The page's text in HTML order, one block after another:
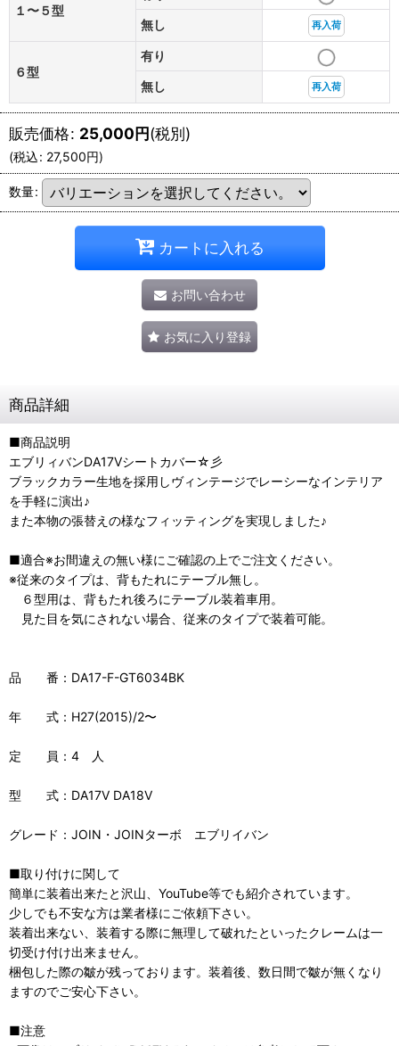
１〜５型
無し
再入荷
６型
有り
無し
再入荷
販売価格: 25,000円(税別)
(税込: 27,500円)
数量:
カートに入れる
お問い合わせ
お気に入り登録
商品詳細
■商品説明
エブリィバンDA17Vシートカバー☆彡
ブラックカラー生地を採用しヴィンテージでレーシーなインテリア
を手軽に演出♪
また本物の張替えの様なフィッティングを実現しました♪
■適合※お間違えの無い様にご確認の上でご注文ください。
※従来のタイプは、背もたれにテーブル無し。
６型用は、背もたれ後ろにテーブル装着車用。
見た目を気にされない場合、従来のタイプで装着可能。
品 番：DA17-F-GT6034BK
年 式：H27(2015)/2〜
定 員：4 人
型 式：DA17V DA18V
グレード：JOIN・JOINターボ エブリイバン
■取り付けに関して
簡単に装着出来たと沢山、YouTube等でも紹介されています。
少しでも不安な方は業者様にご依頼下さい。
装着出来ない、装着する際に無理して破れたといったクレームは一
切受け付け出来ません。
梱包した際の皺が残っております。装着後、数日間で皺が無くなり
ますのでご安心下さい。
■注意